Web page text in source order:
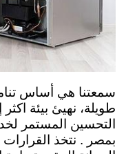
سمعتنا هي أساس
طويلة، نهيئ بيئة
التحسين المستمر
بمصر . نتخذ